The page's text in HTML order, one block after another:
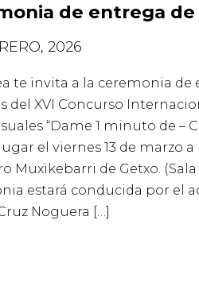
de entrega
2026
te invita a la ceremonia de
del XVI Concurso
“Dame 1 minuto de –
el viernes 13 de marzo a
Muxikebarri de Getxo. (Sala
estará conducida por el
Noguera […]